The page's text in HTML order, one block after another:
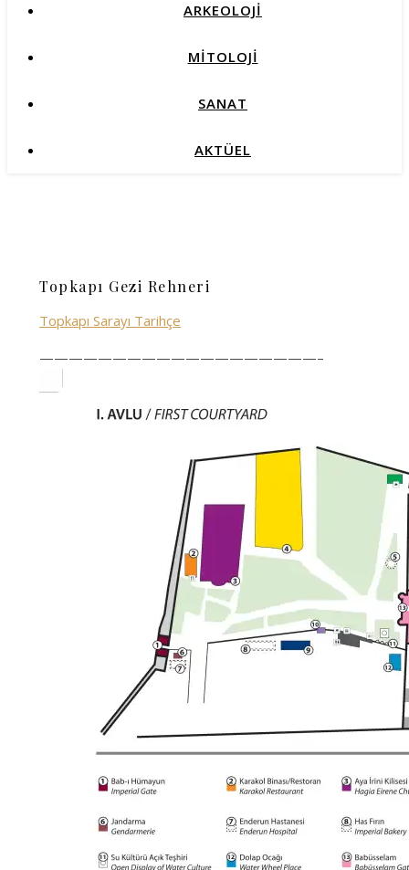
ARKEOLOJİ
MİTOLOJİ
SANAT
AKTÜEL
Topkapı Gezi Rehneri
Topkapı Sarayı Tarihçe
———————————————————–